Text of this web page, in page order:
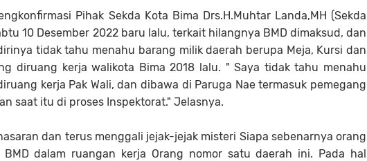
Pihak Sekda Kota Bima Drs.H.Muhtar Landa,MH (Sekda
10 Desember 2022 baru lalu, terkait hilangnya BMD dimaksud, dan
tidak tahu menahu barang milik daerah berupa Meja, Kursi dan
diruang kerja walikota Bima 2018 lalu. " Saya tidak tahu menahu
kerja Pak Wali, dan dibawa di Paruga Nae termasuk pemegang
saat itu di proses Inspektorat." Jelasnya.
dan terus menggali jejak-jejak misteri Siapa sebenarnya orang
dalam ruangan kerja Orang nomor satu daerah ini. Pada hal